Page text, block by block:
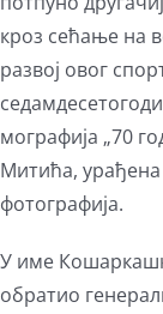
кроз сећање на
развој овог
мографија „70
Митића, урађена
фотографија.
У име
обратио